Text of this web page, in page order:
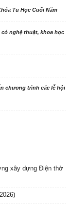
Tu Học Cuối Năm
có nghệ thuật, khoa học
chương trình các lễ hội
xây dựng Điện thờ